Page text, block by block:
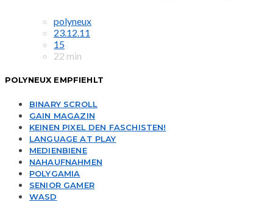
polyneux
23.12.11
15
22 min
POLYNEUX EMPFIEHLT
BINARY SCROLL
GAIN MAGAZIN
KEINEN PIXEL DEN FASCHISTEN!
LANGUAGE AT PLAY
MEDIENBIENE
NAHAUFNAHMEN
POLYGAMIA
SENIOR GAMER
WASD